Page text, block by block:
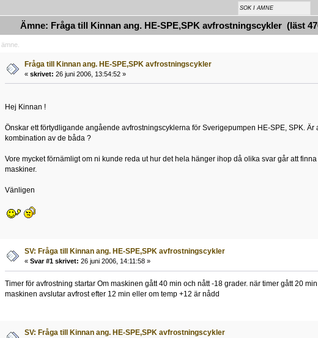
Ämne: Fråga till Kinnan ang. HE-SPE,SPK avfrostningscykler (läst
Fråga till Kinnan ang. HE-SPE,SPK avfrostningscykler
« skrivet: 26 juni 2006, 13:54:52 »
Hej Kinnan !
Önskar ett förtydligande angående avfrostningscyklerna för Sverigepumpen HE-SPE, SPK.
kombination av de båda ?
Vore mycket förnämligt om ni kunde reda ut hur det hela hänger ihop då olika svar går att
maskiner.
Vänligen
SV: Fråga till Kinnan ang. HE-SPE,SPK avfrostningscykler
« Svar #1 skrivet: 26 juni 2006, 14:11:58 »
Timer för avfrostning startar Om maskinen gått 40 min och nått -18 grader. när timer gått 20
maskinen avslutar avfrost efter 12 min eller om temp +12 är nådd
SV: Fråga till Kinnan ang. HE-SPE,SPK avfrostningscykler